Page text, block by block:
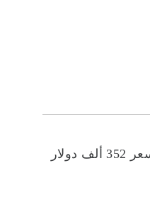
بيعت عشرات الصور لمارلين مونرو في شبابها عندما كانت لا تزال تعرف بنورما جين بيكر، بسعر 352 ألف دولار